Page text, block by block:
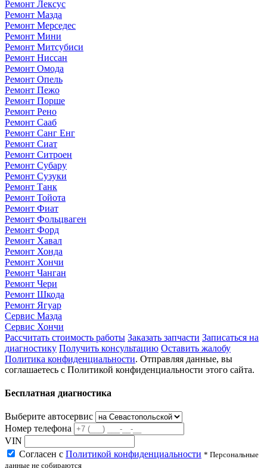
Ремонт Лексус
Ремонт Мазда
Ремонт Мерседес
Ремонт Мини
Ремонт Митсубиси
Ремонт Ниссан
Ремонт Омода
Ремонт Опель
Ремонт Пежо
Ремонт Порше
Ремонт Рено
Ремонт Сааб
Ремонт Санг Енг
Ремонт Сиат
Ремонт Ситроен
Ремонт Субару
Ремонт Сузуки
Ремонт Танк
Ремонт Тойота
Ремонт Фиат
Ремонт Фольцваген
Ремонт Форд
Ремонт Хавал
Ремонт Хонда
Ремонт Хончи
Ремонт Чанган
Ремонт Чери
Ремонт Шкода
Ремонт Ягуар
Сервис Мазда
Сервис Хончи
Рассчитать стоимость работы Заказать запчасти Записаться на
диагностику Получить консультацию Оставить жалобу
Политика конфиденциальности. Отправляя данные, вы
соглашаетесь с Политикой конфиденциальности этого сайта.
Бесплатная диагностика
Выберите автосервис
Номер телефона
VIN
Согласен с Политикой конфиденциальности * Персональные
данные не собираются